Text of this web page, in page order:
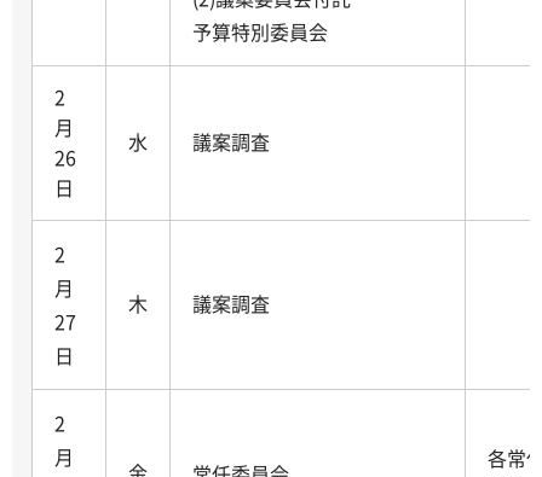
予算特別委員会
2
月
26
日
水 議案調査
2
月
27
日
木 議案調査
2
月
各常